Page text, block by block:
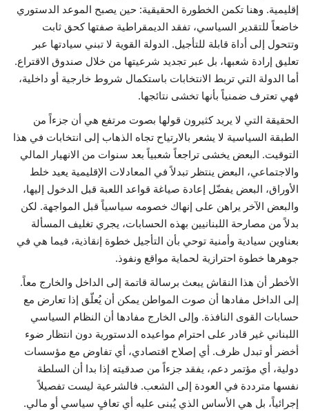
إقليمية. وهنا تكمن الخطورة الحقيقية: حين يصبح الموعد الدستوري
خاضعاً للتقدير السياسي، تفقد الديمقراطية صفتها كحق ثابت
وتتحول إلى أداة قابلة للتأجيل. الدولة القوية لا تبني سيادتها عبر
تعليق إرادة شعبها، بل عبر تجديد شرعيتها من خلال صندوق الاقتراع.
أما الدولة التي تربط الانتخابات باستكمال شروط خارجية أو داخلية،
فهي تعترف ضمنياً بأنها تخشى نتائجها.
الحقيقة التي لا يريد كثيرون قولها بصوت مرتفع هي أن جزءاً من
الطبقة السياسية لا يشعر بالارتياح تجاه الذهاب إلى انتخابات في هذا
التوقيت. البعض يخشى تراجعاً شعبياً بعد سنوات من الانهيار المالي
والاجتماعي، البعض ينتظر تبدلاً في المعادلات الإقليمية يعيد خلط
الأوراق، البعض يفضّل إعادة صياغة قواعد اللعبة قبل الدخول إليها،
والبعض الآخر يراهن على إنهاك خصومه سياسياً قبل المواجهة. لكن
بدلاً من مصارحة اللبنانيين بهذه الحسابات، يجري تغليف المسألة
بعناوين سيادية وأمنية توحي بأن التأجيل خطوة إنقاذية، فيما هي في
جوهرها خطوة احترازية لحماية مواقع ونفوذ.
الأخطر أن هذا النقاش يبعث برسالة قاتمة إلى الداخل والخارج معاً.
إلى الداخل مفادها أن صوت المواطن يمكن أن يُعلّق إذا تعارض مع
حسابات القوى النافذة. وإلى الخارج مفادها أن النظام السياسي
اللبناني غير قادر على احترام مواعيده الدستورية دون انتظار ضوء
أخضر أو تبدل ظرف. أي إصلاح اقتصادي، أي تفاوض مع مؤسسات
دولية، أي مؤتمر دعم، يفقد جزءاً من صدقيته إذا بدا أن السلطة
نفسها مترددة في العودة إلى الشعب. فالشرعية ليست تفصيلاً
إجرائياً، بل هي الأساس الذي يُبنى عليه أي تعافٍ سياسي أو مالي.